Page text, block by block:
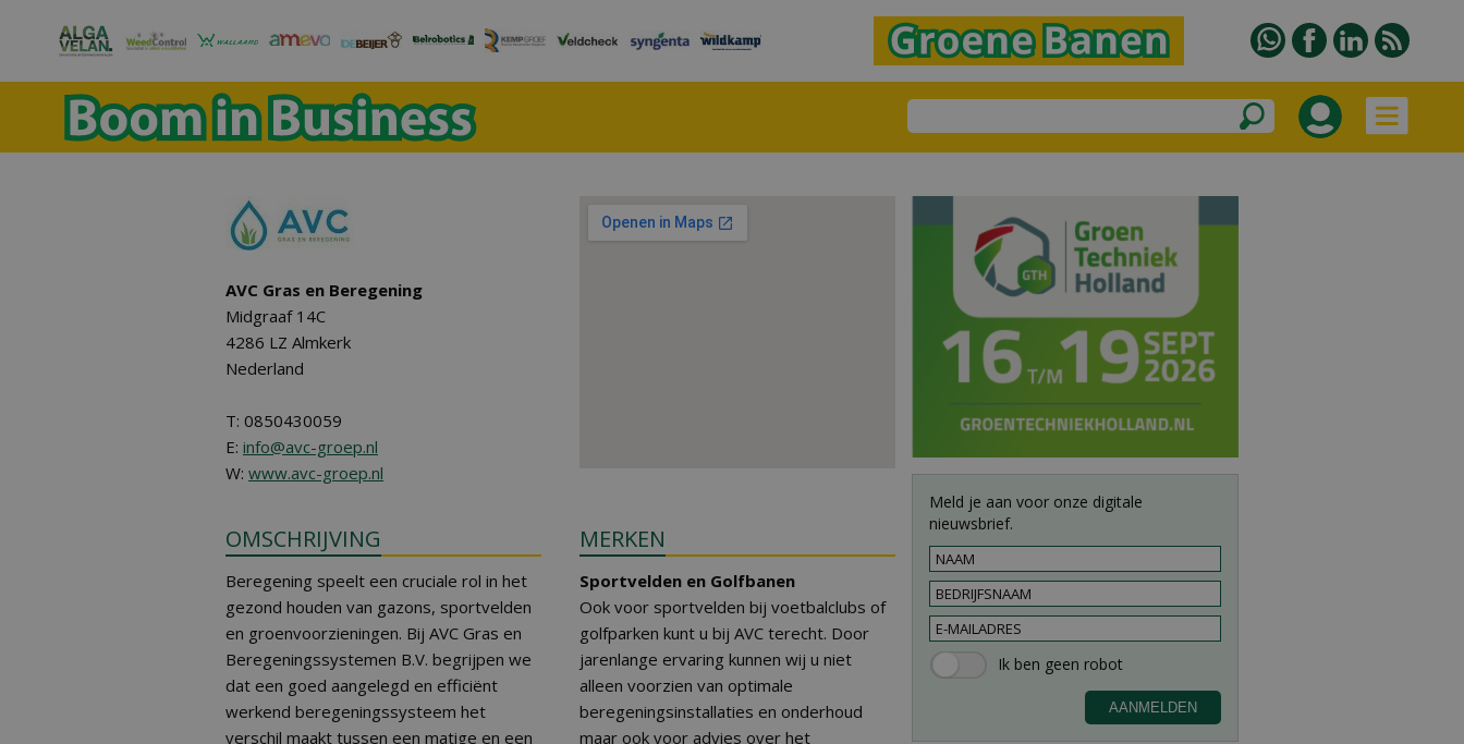
AVC Gras en Beregening
Midgraaf 14C
4286 LZ Almkerk
Nederland
T: 0850430059
E: info@avc-groep.nl
W: www.avc-groep.nl
OMSCHRIJVING
Beregening speelt een cruciale rol in het
gezond houden van gazons, sportvelden
en groenvoorzieningen. Bij AVC Gras en
Beregeningssystemen B.V. begrijpen we
dat een goed aangelegd en efficiënt
werkend beregeningssysteem het
verschil maakt tussen een matige en een
MERKEN
Sportvelden en Golfbanen
Ook voor sportvelden bij voetbalclubs of
golfparken kunt u bij AVC terecht. Door
jarenlange ervaring kunnen wij u niet
alleen voorzien van optimale
beregeningsinstallaties en onderhoud
maar ook voor advies over het
Meld je aan voor onze digitale
nieuwsbrief.